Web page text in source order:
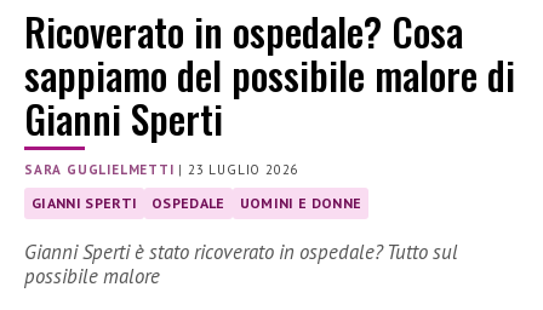
Ricoverato in ospedale? Cosa
sappiamo del possibile malore di
Gianni Sperti
SARA GUGLIELMETTI |23 LUGLIO 2026
GIANNI SPERTI OSPEDALE UOMINI E DONNE
Gianni Sperti è stato ricoverato in ospedale? Tutto sul
possibile malore